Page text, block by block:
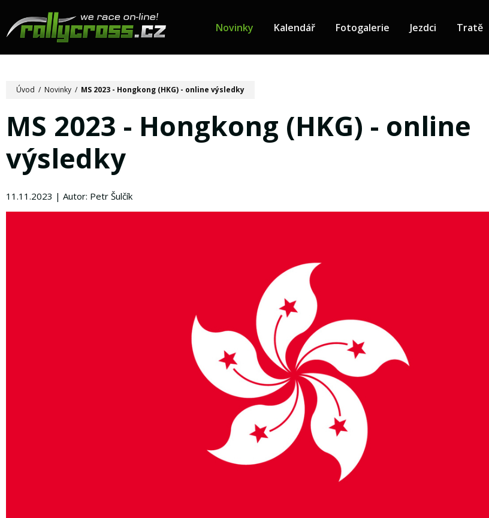
Novinky Kalendář Fotogalerie Jezdci Tratě
Úvod / Novinky / MS 2023 - Hongkong (HKG) - online výsledky
MS 2023 - Hongkong (HKG) - online
výsledky
11.11.2023 | Autor: Petr Šulčík